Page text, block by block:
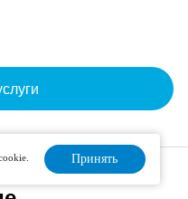
Принять